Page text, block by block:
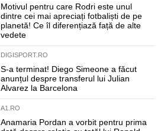
Motivul pentru care Rodri este unul
dintre cei mai apreciați fotbaliști de pe
planetă! Ce îl diferențiază față de alte
vedete
DIGISPORT.RO
S-a terminat! Diego Simeone a făcut
anunțul despre transferul lui Julian
Alvarez la Barcelona
A1.RO
Anamaria Pordan a vorbit pentru prima